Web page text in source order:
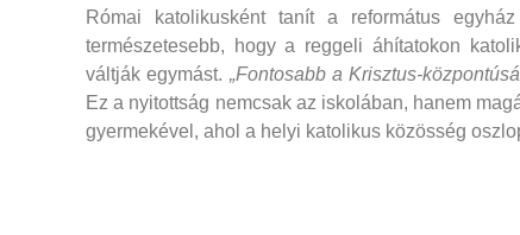
Római katolikusként tanít a református
természetesebb, hogy a reggeli áhítatokon
váltják egymást. „Fontosabb a Krisztus-
Ez a nyitottság nemcsak az iskolában, hanem
gyermekével, ahol a helyi katolikus közösség